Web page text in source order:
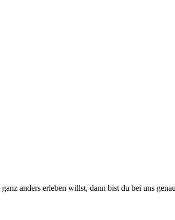
anders erleben willst, dann bist du bei uns